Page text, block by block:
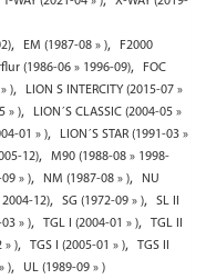
, EM (1987-08 » ),
F2000
(1986-06 » 1996-09),
FOC
),
LION S INTERCITY (2015-07 »
» ),
LION´S CLASSIC (2004-05 »
01 » ),
LION´S STAR (1991-03 »
12),
M90 (1988-08 » 1998-
» ), NM (1987-08 » ),
NU
2004-12), SG (1972-09 » ),
SL II
» ), TGL I (2004-01 » ),
TGL II
» ), TGS I (2005-01 » ),
TGS II
), UL (1989-09 » )